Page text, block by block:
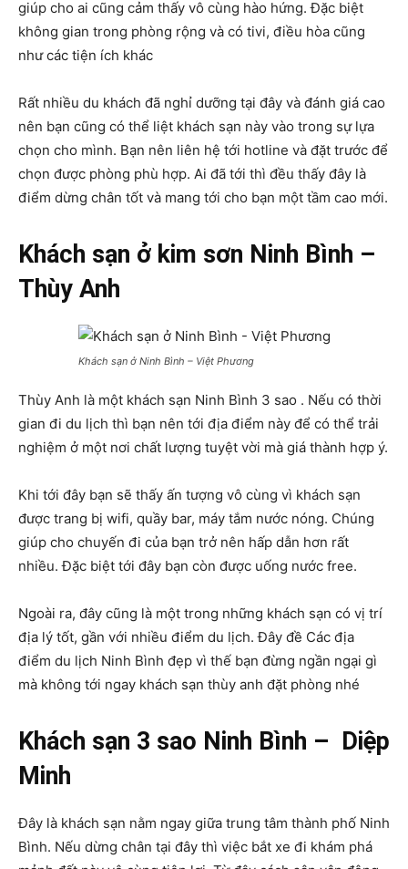
giúp cho ai cũng cảm thấy vô cùng hào hứng. Đặc biệt
không gian trong phòng rộng và có tivi, điều hòa cũng
như các tiện ích khác
Rất nhiều du khách đã nghỉ dưỡng tại đây và đánh giá cao
nên bạn cũng có thể liệt khách sạn này vào trong sự lựa
chọn cho mình. Bạn nên liên hệ tới hotline và đặt trước để
chọn được phòng phù hợp. Ai đã tới thì đều thấy đây là
điểm dừng chân tốt và mang tới cho bạn một tầm cao mới.
Khách sạn ở kim sơn Ninh Bình –
Thùy Anh
Khách sạn ở Ninh Bình – Việt Phương
Thùy Anh là một khách sạn Ninh Bình 3 sao . Nếu có thời
gian đi du lịch thì bạn nên tới địa điểm này để có thể trải
nghiệm ở một nơi chất lượng tuyệt vời mà giá thành hợp ý.
Khi tới đây bạn sẽ thấy ấn tượng vô cùng vì khách sạn
được trang bị wifi, quầy bar, máy tắm nước nóng. Chúng
giúp cho chuyến đi của bạn trở nên hấp dẫn hơn rất
nhiều. Đặc biệt tới đây bạn còn được uống nước free.
Ngoài ra, đây cũng là một trong những khách sạn có vị trí
địa lý tốt, gần với nhiều điểm du lịch. Đây đề Các địa
điểm du lịch Ninh Bình đẹp vì thế bạn đừng ngần ngại gì
mà không tới ngay khách sạn thùy anh đặt phòng nhé
Khách sạn 3 sao Ninh Bình – Diệp
Minh
Đây là khách sạn nằm ngay giữa trung tâm thành phố Ninh
Bình. Nếu dừng chân tại đây thì việc bắt xe đi khám phá